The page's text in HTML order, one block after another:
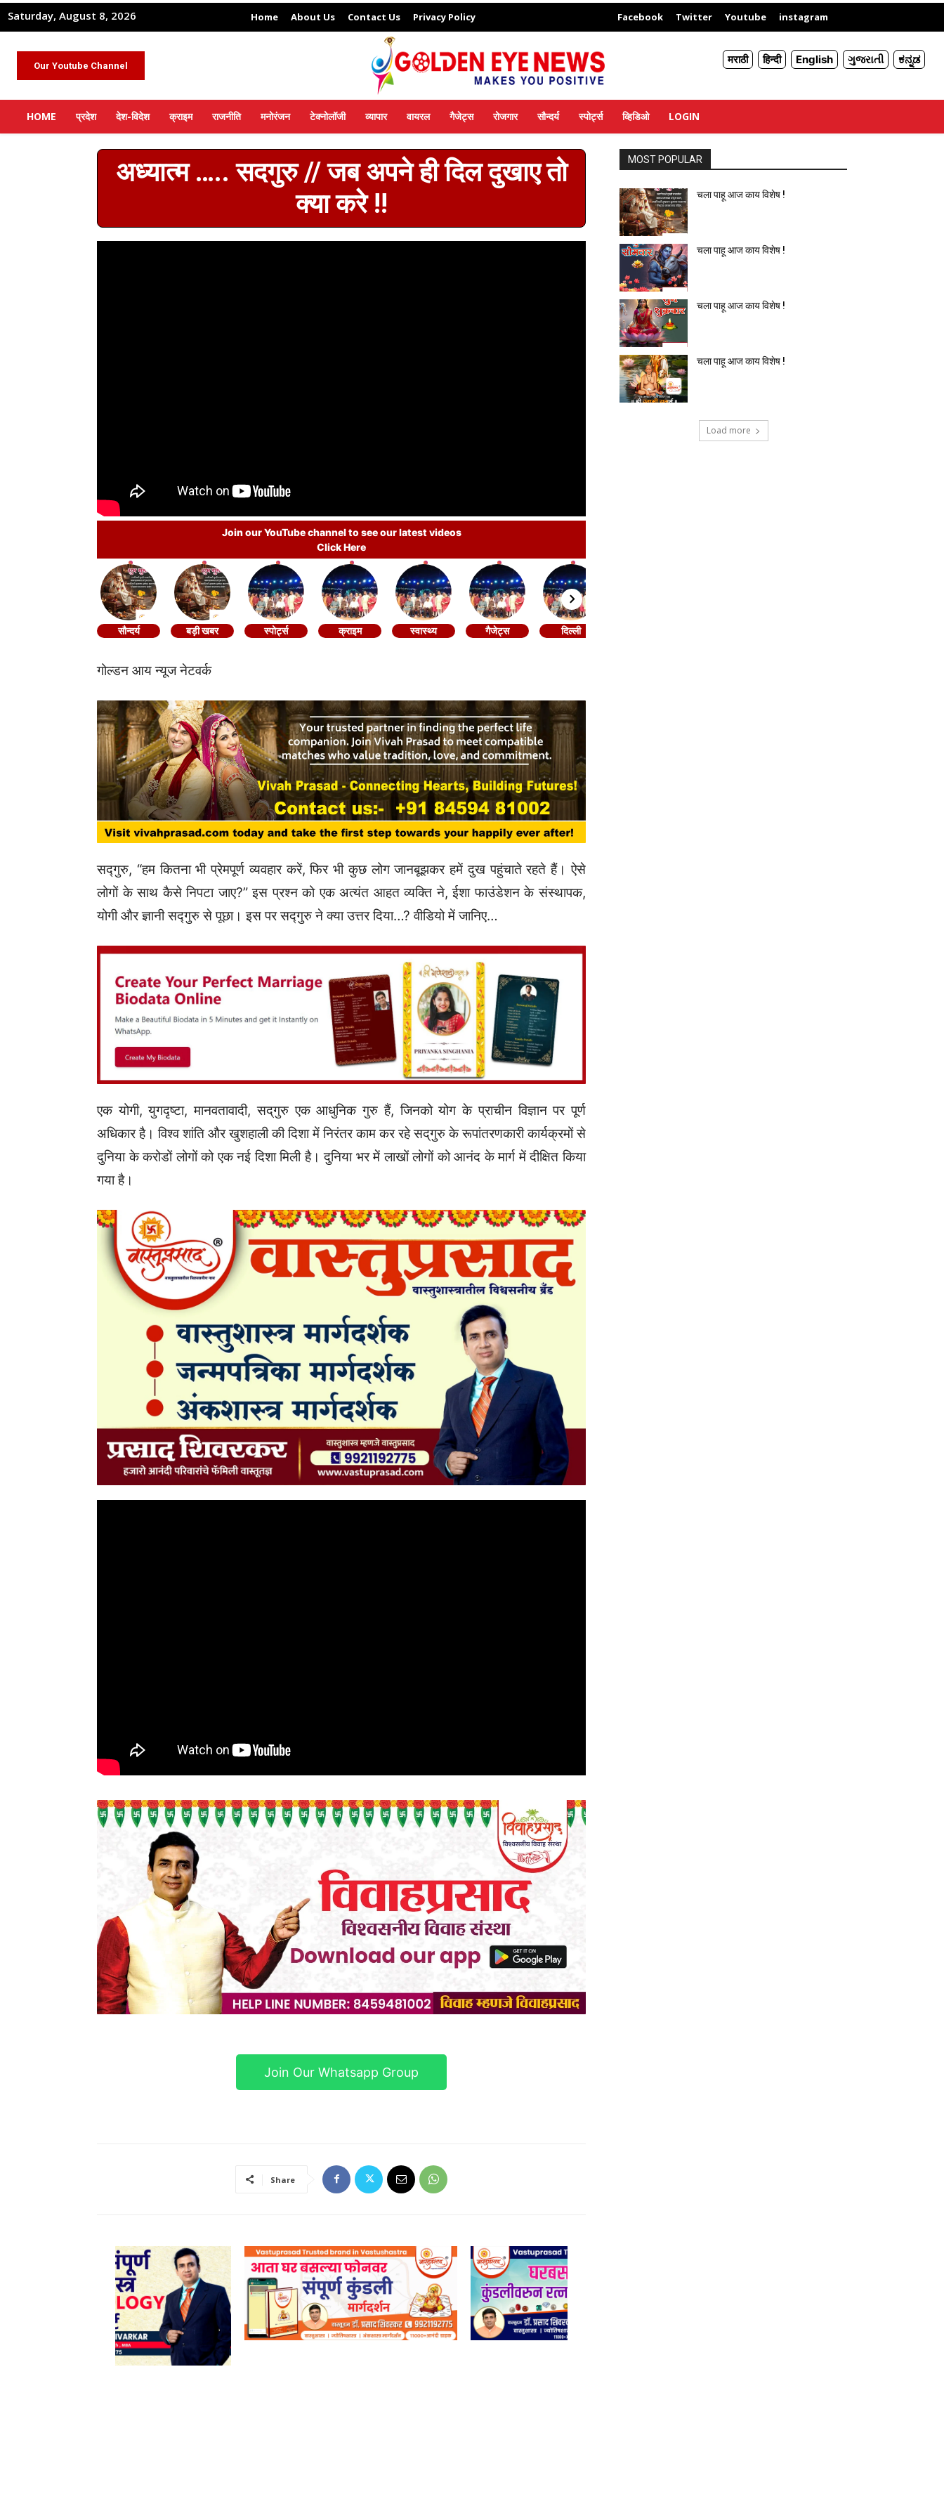
Saturday, August 8, 2026 Home About Us Contact Us Privacy Policy Facebook Twitter Youtube instagram
Our Youtube Channel मराठी हिन्दी English ગુજરાતી ಕನ್ನಡ
HOME प्रदेश देश-विदेश क्राइम राजनीति मनोरंजन टेक्नोलॉजी व्यापार वायरल गैजेट्स रोजगार सौन्दर्य स्पोर्ट्स व्हिडिओ LOGIN
अध्यात्म ….. सदगुरु // जब अपने ही दिल दुखाए तो
क्या करे !!
Join our YouTube channel to see our latest videos
Click Here
सौन्दर्य बड़ी खबर स्पोर्ट्स क्राइम स्वास्थ्य गैजेट्स दिल्ली
गोल्डन आय न्यूज नेटवर्क
सद्गुरु, “हम कितना भी प्रेमपूर्ण व्यवहार करें, फिर भी कुछ लोग जानबूझकर हमें दुख पहुंचाते रहते हैं। ऐसे
लोगों के साथ कैसे निपटा जाए?” इस प्रश्न को एक अत्यंत आहत व्यक्ति ने, ईशा फाउंडेशन के संस्थापक,
योगी और ज्ञानी सद्गुरु से पूछा। इस पर सद्गुरु ने क्या उत्तर दिया…? वीडियो में जानिए…
एक योगी, युगदृष्टा, मानवतावादी, सद्‌गुरु एक आधुनिक गुरु हैं, जिनको योग के प्राचीन विज्ञान पर पूर्ण
अधिकार है। विश्व शांति और खुशहाली की दिशा में निरंतर काम कर रहे सद्‌गुरु के रूपांतरणकारी कार्यक्रमों से
दुनिया के करोडों लोगों को एक नई दिशा मिली है। दुनिया भर में लाखों लोगों को आनंद के मार्ग में दीक्षित किया
गया है।
Join Our Whatsapp Group
Share
MOST POPULAR
चला पाहू आज काय विशेष !
चला पाहू आज काय विशेष !
चला पाहू आज काय विशेष !
चला पाहू आज काय विशेष !
Load more